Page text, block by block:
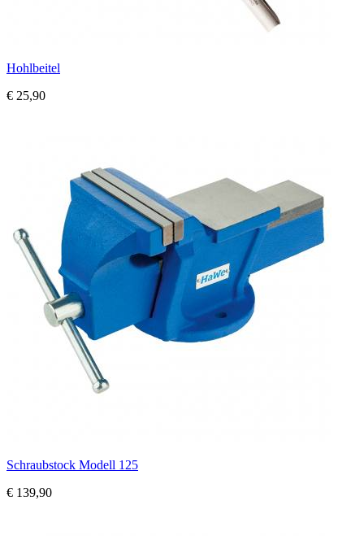
Hohlbeitel
€ 25,90
Schraubstock Modell 125
€ 139,90